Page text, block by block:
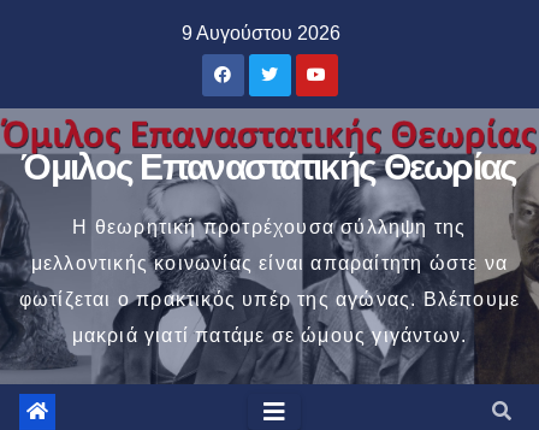
9 Αυγούστου 2026
Όμιλος Επαναστατικής Θεωρίας
Η θεωρητική προτρέχουσα σύλληψη της
μελλοντικής κοινωνίας είναι απαραίτητη ώστε να
φωτίζεται ο πρακτικός υπέρ της αγώνας. Βλέπουμε
μακριά γιατί πατάμε σε ώμους γιγάντων.